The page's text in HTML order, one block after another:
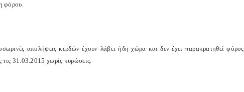
φόρου.
απολήψεις κερδών έχουν λάβει ήδη χώρα και δεν έχει παρακρατηθεί
τις 31.03.2015 χωρίς κυρώσεις.